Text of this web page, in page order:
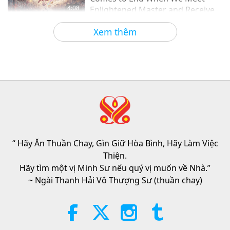
Xem thêm
4:08
Enlightened Master and Receive
Initiation
2026-08-06 1173
35:06
Đạo Đức Hồi Giáo Về Nước: Trích
Lời Thánh Khải 2026-08-06 395Lượt Xem
19:47
Mầm Cho Một Thế Giới Nhân Ái
Hơn, Phần 1/2
“ Hãy Ăn Thuần Chay, Gìn Giữ Hòa Bình, Hãy Làm Việc
Thiện.
Hãy tìm một vị Minh Sư nếu quý vị muốn về Nhà.”
~ Ngài Thanh Hải Vô Thượng Sư (thuần chay)